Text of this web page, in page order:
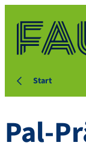
Start
Pal-